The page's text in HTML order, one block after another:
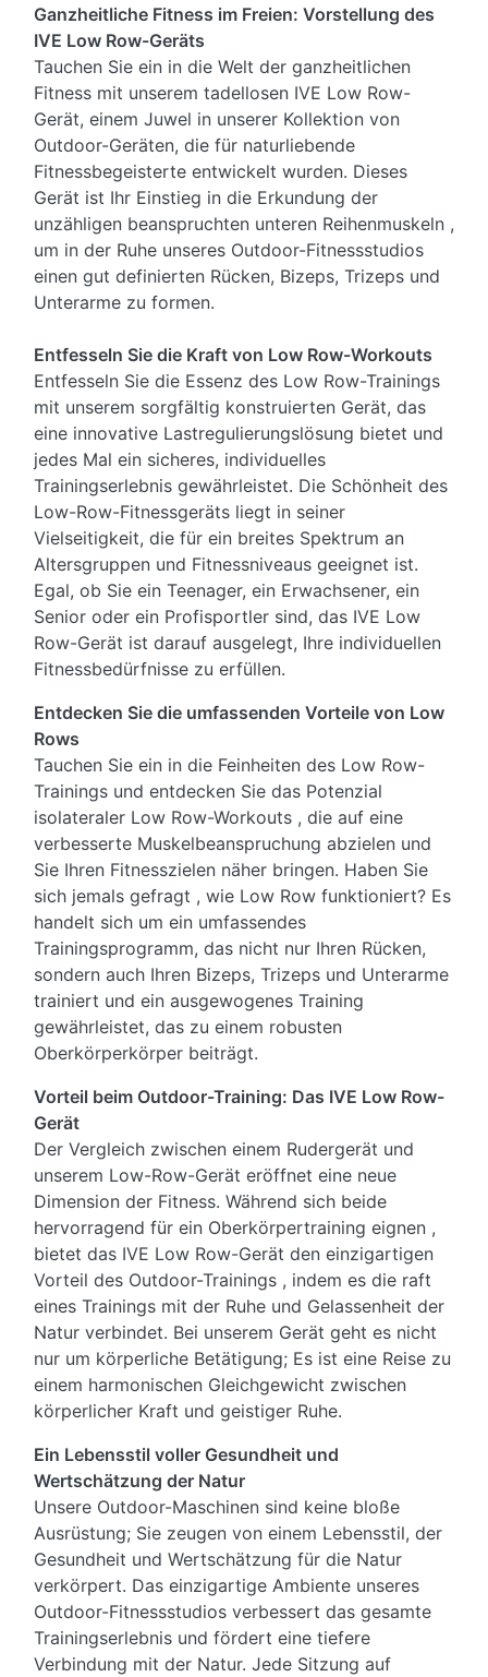
Ganzheitliche Fitness im Freien: Vorstellung des
IVE Low Row-Geräts
Tauchen Sie ein in die Welt der ganzheitlichen
Fitness mit unserem tadellosen IVE Low Row-
Gerät, einem Juwel in unserer Kollektion von
Outdoor-Geräten, die für naturliebende
Fitnessbegeisterte entwickelt wurden. Dieses
Gerät ist Ihr Einstieg in die Erkundung der
unzähligen beanspruchten unteren Reihenmuskeln ,
um in der Ruhe unseres Outdoor-Fitnessstudios
einen gut definierten Rücken, Bizeps, Trizeps und
Unterarme zu formen.
Entfesseln Sie die Kraft von Low Row-Workouts
Entfesseln Sie die Essenz des Low Row-Trainings
mit unserem sorgfältig konstruierten Gerät, das
eine innovative Lastregulierungslösung bietet und
jedes Mal ein sicheres, individuelles
Trainingserlebnis gewährleistet. Die Schönheit des
Low-Row-Fitnessgeräts liegt in seiner
Vielseitigkeit, die für ein breites Spektrum an
Altersgruppen und Fitnessniveaus geeignet ist.
Egal, ob Sie ein Teenager, ein Erwachsener, ein
Senior oder ein Profisportler sind, das IVE Low
Row-Gerät ist darauf ausgelegt, Ihre individuellen
Fitnessbedürfnisse zu erfüllen.
Entdecken Sie die umfassenden Vorteile von Low
Rows
Tauchen Sie ein in die Feinheiten des Low Row-
Trainings und entdecken Sie das Potenzial
isolateraler Low Row-Workouts , die auf eine
verbesserte Muskelbeanspruchung abzielen und
Sie Ihren Fitnesszielen näher bringen. Haben Sie
sich jemals gefragt , wie Low Row funktioniert? Es
handelt sich um ein umfassendes
Trainingsprogramm, das nicht nur Ihren Rücken,
sondern auch Ihren Bizeps, Trizeps und Unterarme
trainiert und ein ausgewogenes Training
gewährleistet, das zu einem robusten
Oberkörperkörper beiträgt.
Vorteil beim Outdoor-Training: Das IVE Low Row-
Gerät
Der Vergleich zwischen einem Rudergerät und
unserem Low-Row-Gerät eröffnet eine neue
Dimension der Fitness. Während sich beide
hervorragend für ein Oberkörpertraining eignen ,
bietet das IVE Low Row-Gerät den einzigartigen
Vorteil des Outdoor-Trainings , indem es die raft
eines Trainings mit der Ruhe und Gelassenheit der
Natur verbindet. Bei unserem Gerät geht es nicht
nur um körperliche Betätigung; Es ist eine Reise zu
einem harmonischen Gleichgewicht zwischen
körperlicher Kraft und geistiger Ruhe.
Ein Lebensstil voller Gesundheit und
Wertschätzung der Natur
Unsere Outdoor-Maschinen sind keine bloße
Ausrüstung; Sie zeugen von einem Lebensstil, der
Gesundheit und Wertschätzung für die Natur
verkörpert. Das einzigartige Ambiente unseres
Outdoor-Fitnessstudios verbessert das gesamte
Trainingserlebnis und fördert eine tiefere
Verbindung mit der Natur. Jede Sitzung auf